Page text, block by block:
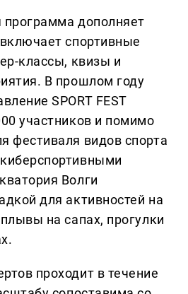
программа дополняет
спортивные
классы, квизы и
В прошлом году
SPORT FEST
участников и помимо
фестиваля видов спорта
Волги
для активностей на
на сапах, прогулки
проходит в течение